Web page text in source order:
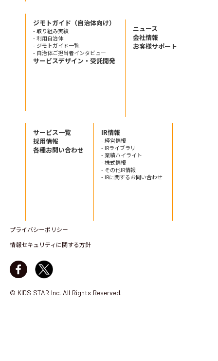
ジモトガイド（自治体向け）
- 取り組み実績
- 利用自治体
- ジモトガイド一覧
- 自治体ご担当者インタビュー
サービスデザイン・受託開発
ニュース
会社情報
お客様サポート
サービス一覧
採用情報
各種お問い合わせ
IR情報
- 経営情報
- IRライブラリ
- 業績ハイライト
- 株式情報
- その他IR情報
- IRに関するお問い合わせ
プライバシーポリシー
情報セキュリティに関する方針
© KIDS STAR Inc. All Rights Reserved.